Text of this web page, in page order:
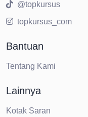
@topkursus
topkursus_com
Bantuan
Tentang Kami
Lainnya
Kotak Saran